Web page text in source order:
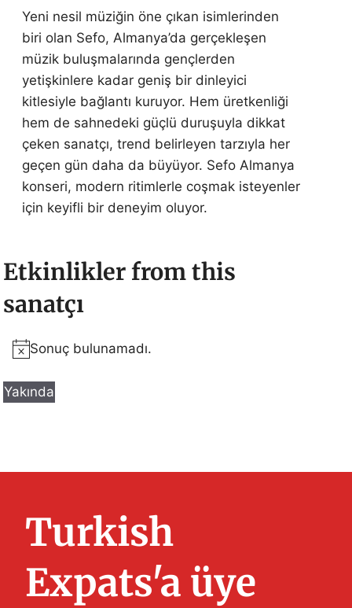
Yeni nesil müziğin öne çıkan isimlerinden
biri olan Sefo, Almanya’da gerçekleşen
müzik buluşmalarında gençlerden
yetişkinlere kadar geniş bir dinleyici
kitlesiyle bağlantı kuruyor. Hem üretkenliği
hem de sahnedeki güçlü duruşuyla dikkat
çeken sanatçı, trend belirleyen tarzıyla her
geçen gün daha da büyüyor. Sefo Almanya
konseri, modern ritimlerle coşmak isteyenler
için keyifli bir deneyim oluyor.
Etkinlikler from this
sanatçı
N
o
t
Sonuç bulunamadı.
Yakında
i
Turkish
Expats'a üye